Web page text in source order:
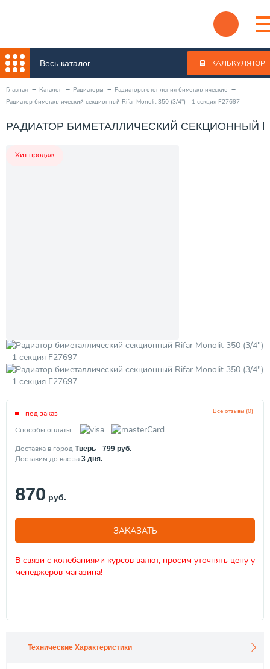
Весь каталог КАЛЬКУЛЯТОР
Главная Каталог Радиаторы
Радиаторы отопления биметаллические
Радиатор биметаллический секционный Rifar Monolit 350 (3/4") - 1 секция F27697
РАДИАТОР БИМЕТАЛЛИЧЕСКИЙ СЕКЦИОННЫЙ
Хит продаж
Все отзывы (0)
под заказ
Способы оплаты:
Доставка в город Тверь - 799 руб.
Доставим до вас за 3 дня.
870 руб.
ЗАКАЗАТЬ
В связи с колебаниями курсов валют, просим уточнять цену у
менеджеров магазина!
Технические Характеристики